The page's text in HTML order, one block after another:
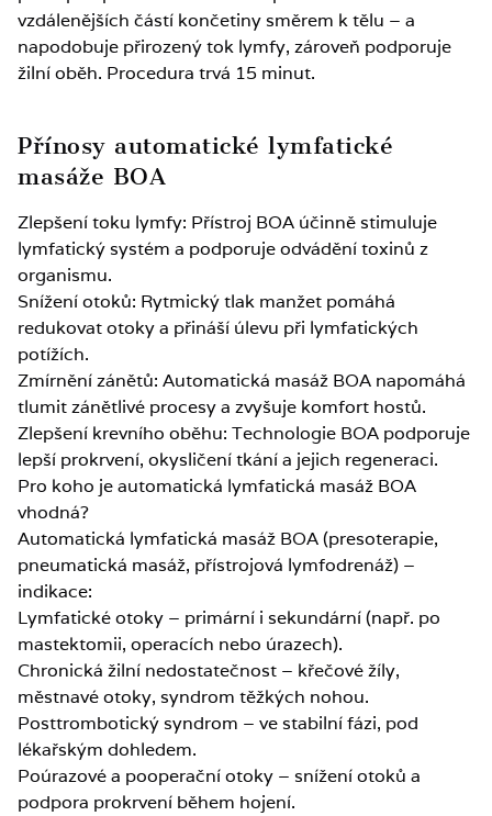
vzdálenějších částí končetiny směrem k tělu – a
napodobuje přirozený tok lymfy, zároveň podporuje
žilní oběh. Procedura trvá 15 minut.
Přínosy automatické lymfatické
masáže BOA
Zlepšení toku lymfy: Přístroj BOA účinně stimuluje
lymfatický systém a podporuje odvádění toxinů z
organismu.
Snížení otoků: Rytmický tlak manžet pomáhá
redukovat otoky a přináší úlevu při lymfatických
potížích.
Zmírnění zánětů: Automatická masáž BOA napomáhá
tlumit zánětlivé procesy a zvyšuje komfort hostů.
Zlepšení krevního oběhu: Technologie BOA podporuje
lepší prokrvení, okysličení tkání a jejich regeneraci.
Pro koho je automatická lymfatická masáž BOA
vhodná?
Automatická lymfatická masáž BOA (presoterapie,
pneumatická masáž, přístrojová lymfodrenáž) –
indikace:
Lymfatické otoky – primární i sekundární (např. po
mastektomii, operacích nebo úrazech).
Chronická žilní nedostatečnost – křečové žíly,
městnavé otoky, syndrom těžkých nohou.
Posttrombotický syndrom – ve stabilní fázi, pod
lékařským dohledem.
Poúrazové a pooperační otoky – snížení otoků a
podpora prokrvení během hojení.